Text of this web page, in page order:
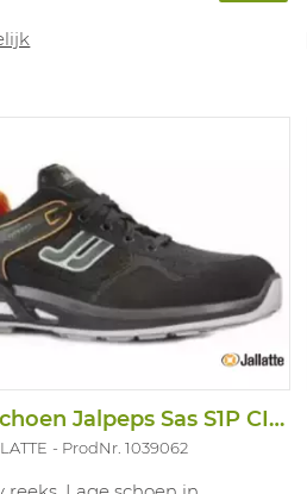
Lage Schoen Jalpeps Sas S1P CI SRC
ProdNr. 1039062